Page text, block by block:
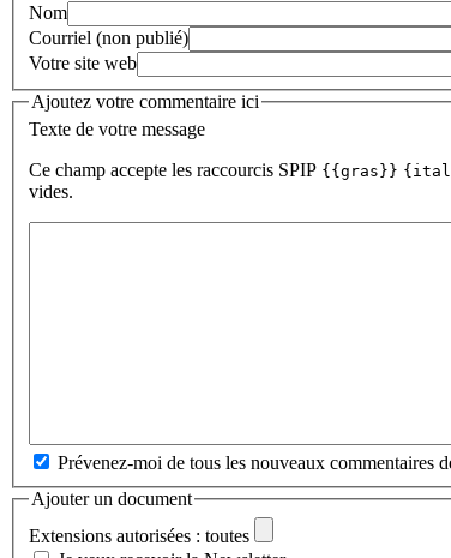
Nom
Courriel (non publié)
Votre site web
Ajoutez votre commentaire ici
Texte de votre message
Ce champ accepte les raccourcis SPIP {{gras}}
vides.
Prévenez-moi de tous les nouveaux commentaires
Ajouter un document
Extensions autorisées : toutes